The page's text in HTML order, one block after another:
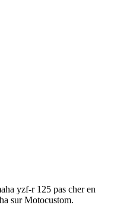
yzf-r 125 pas cher en
sur Motocustom.